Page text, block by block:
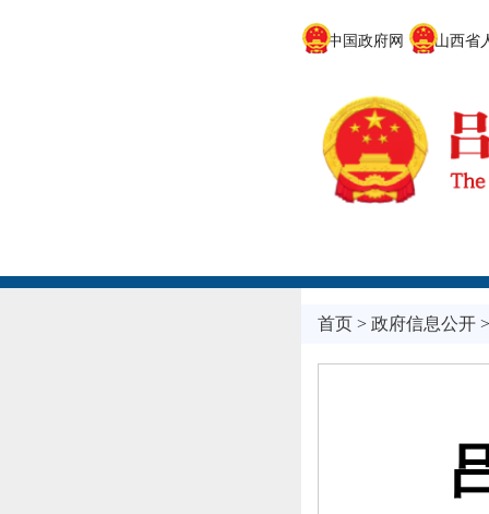
中国政府网 山西省人
首页> 政府信息公开